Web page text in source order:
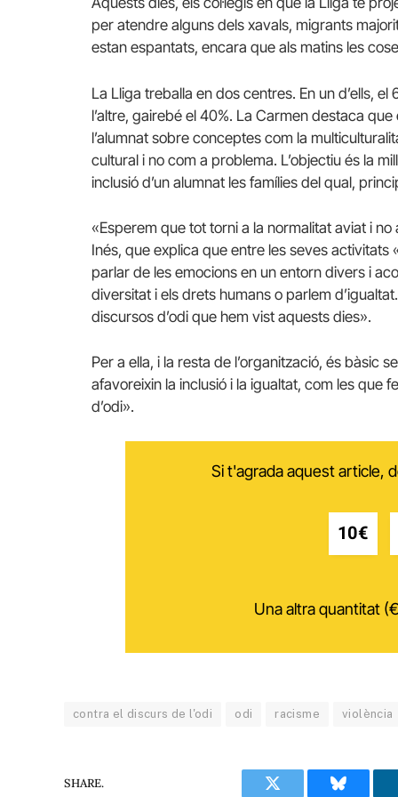
per atendre alguns dels xavals, migrants
estan espantats, encara que als matins les
La Lliga treballa en dos centres. En un d’ells,
l’altre, gairebé el 40%. La Carmen destaca
l’alumnat sobre conceptes com la
cultural i no com a problema. L’objectiu és la
inclusió d’un alumnat les famílies del qual,
«Esperem que tot torni a la normalitat aviat i
Inés, que explica que entre les seves activitats
parlar de les emocions en un entorn divers i
diversitat i els drets humans o parlem
discursos d’odi que hem vist aquests dies».
Per a ella, i la resta de l’organització, és bàsic
afavoreixin la inclusió i la igualtat, com les que
d’odi».
Si t'agrada aquest article,
10€
Una altra quantitat
contra el discurs de l'odi odi racisme violència
SHARE.